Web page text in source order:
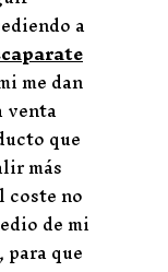
a
me dan
venta
que
más
coste no
de mi
que